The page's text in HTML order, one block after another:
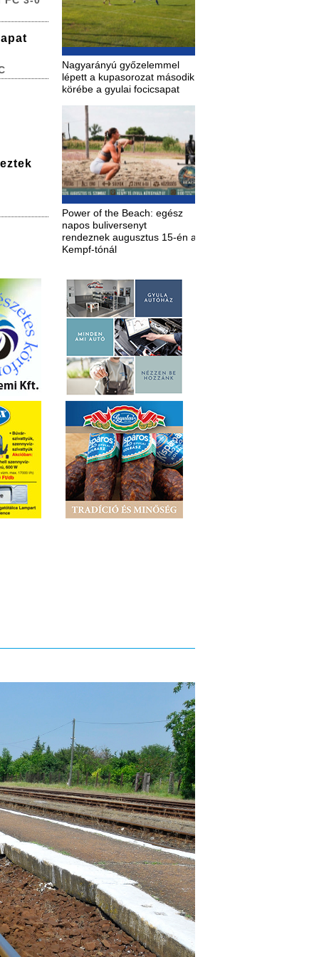
Nagyarányú győzelemmel
lépett a kupasorozat második
körébe a gyulai focicsapat
Power of the Beach: egész
napos buliversenyt
rendeznek augusztus 15-én a
Kempf-tónál